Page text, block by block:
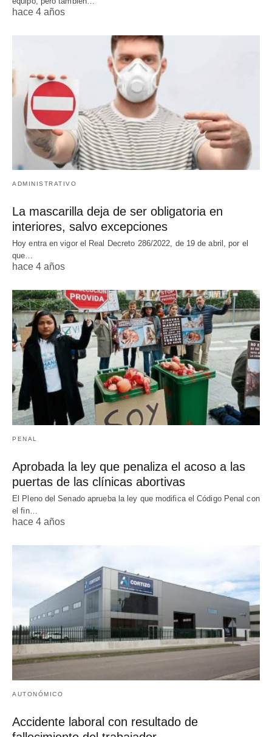
hace 4 años
ADMINISTRATIVO
La mascarilla deja de ser obligatoria en
interiores, salvo excepciones
Hoy entra en vigor el Real Decreto 286/2022, de 19 de abril, por el
que…
hace 4 años
PENAL
Aprobada la ley que penaliza el acoso a las
puertas de las clínicas abortivas
El Pleno del Senado aprueba la ley que modifica el Código Penal con
el fin…
hace 4 años
AUTONÓMICO
Accidente laboral con resultado de